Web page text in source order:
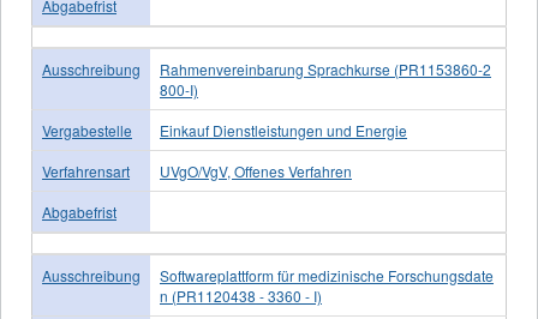
Abgabefrist
Ausschreibung
Rahmenvereinbarung Sprachkurse (PR1153860-2
800-I)
Vergabestelle
Einkauf Dienstleistungen und Energie
Verfahrensart
UVgO/VgV, Offenes Verfahren
Abgabefrist
Ausschreibung
Softwareplattform für medizinische Forschungsdate
n (PR1120438 - 3360 - I)